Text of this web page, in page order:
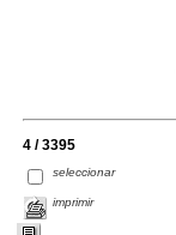
4 / 3395
seleccionar
imprimir